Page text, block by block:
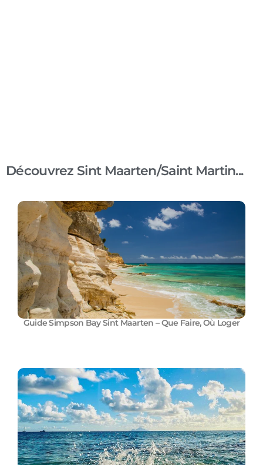
Découvrez Sint Maarten/Saint Martin...
Guide Simpson Bay Sint Maarten – Que Faire, Où Loger